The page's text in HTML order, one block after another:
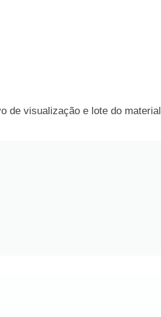
de visualização e lote do material